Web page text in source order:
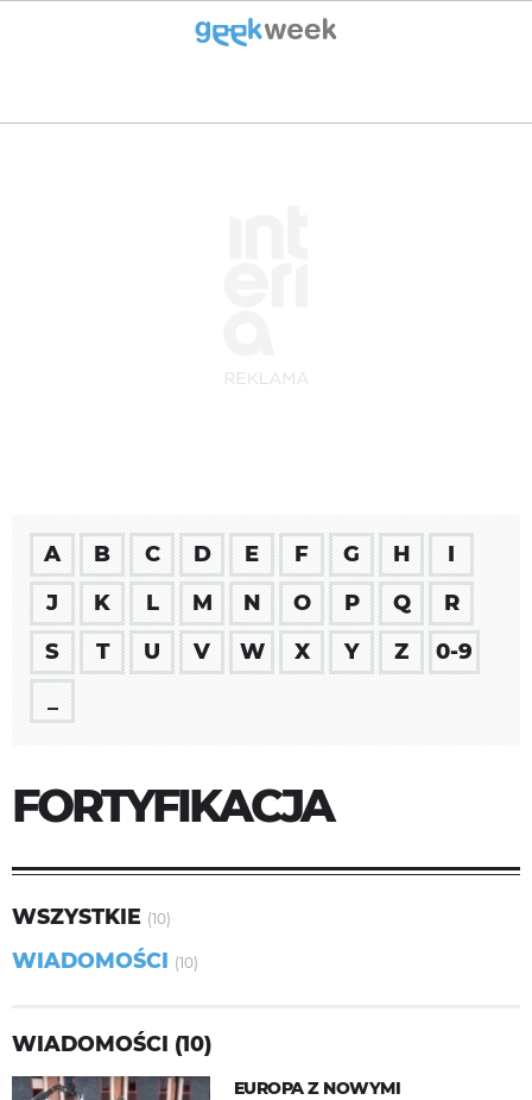
A B C D E F G H
I
J
K L M N O P Q
R
S
T U V W X Y Z
0-9
FORTYFIKACJA
WSZYSTKIE (10)
WIADOMOŚCI (10)
WIADOMOŚCI (10)
EUROPA Z NOWYMI